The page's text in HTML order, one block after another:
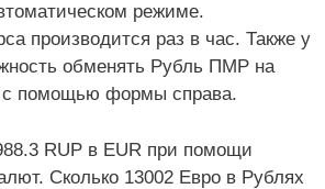
режиме.
производится раз в час. Также у
обменять Рубль ПМР на
с помощью формы справа.
RUP в EUR при помощи
Сколько 13002 Евро в Рублях